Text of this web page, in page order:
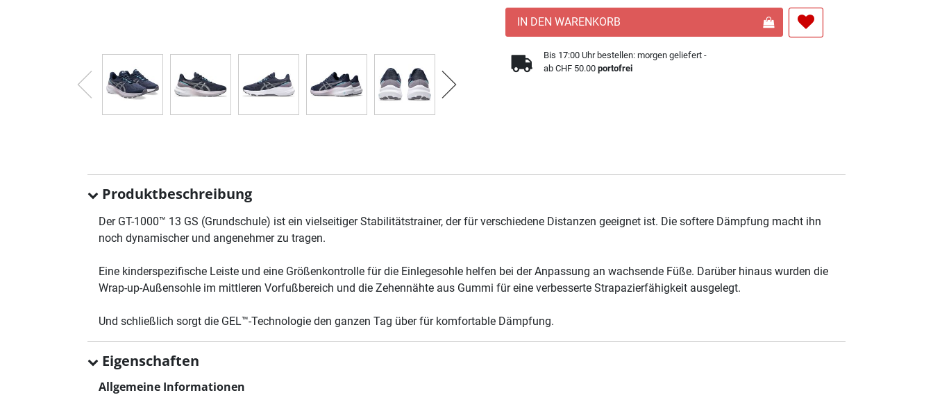
IN DEN WARENKORB
Bis 17:00 Uhr bestellen: morgen geliefert -
ab CHF 50.00portofrei
Produktbeschreibung
Der GT-1000™ 13 GS (Grundschule) ist ein vielseitiger Stabilitätstrainer, der für verschiedene Distanzen geeignet ist. Die softere Dämpfung macht ihn
noch dynamischer und angenehmer zu tragen.
Eine kinderspezifische Leiste und eine Größenkontrolle für die Einlegesohle helfen bei der Anpassung an wachsende Füße. Darüber hinaus wurden die
Wrap-up-Außensohle im mittleren Vorfußbereich und die Zehennähte aus Gummi für eine verbesserte Strapazierfähigkeit ausgelegt.
Und schließlich sorgt die GEL™-Technologie den ganzen Tag über für komfortable Dämpfung.
Eigenschaften
Allgemeine Informationen